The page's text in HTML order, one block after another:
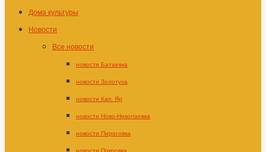
Дома культуры
Новости
Все новости
новости Батаевка
новости Золотуха
новости Кап. Яр
новости Ново-Николаевка
новости Пироговка
новости Покровка